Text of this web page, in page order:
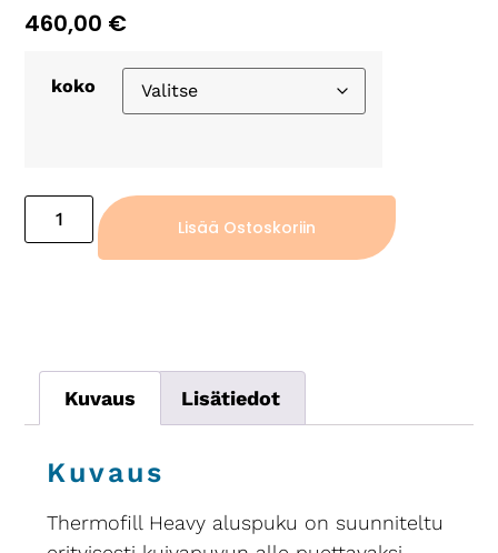
460,00 €
koko
Lisää Ostoskoriin
Kuvaus Lisätiedot
Kuvaus
Thermofill Heavy aluspuku on suunniteltu